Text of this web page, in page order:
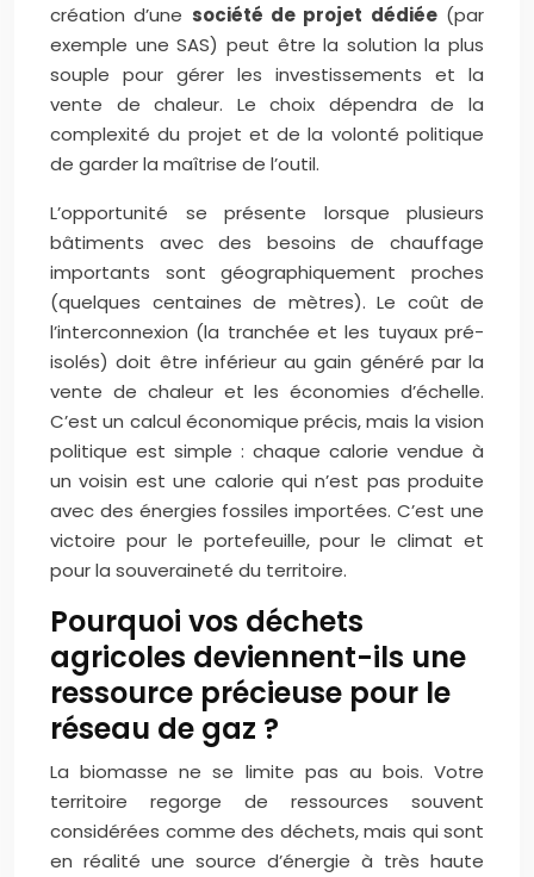
création d’une société de projet dédiée(par
exemple une SAS) peut être la solution la plus
souple pour gérer les investissements et la
vente de chaleur. Le choix dépendra de la
complexité du projet et de la volonté politique
de garder la maîtrise de l’outil.
L’opportunité se présente lorsque plusieurs
bâtiments avec des besoins de chauffage
importants sont géographiquement proches
(quelques centaines de mètres). Le coût de
l’interconnexion (la tranchée et les tuyaux pré-
isolés) doit être inférieur au gain généré par la
vente de chaleur et les économies d’échelle.
C’est un calcul économique précis, mais la vision
politique est simple : chaque calorie vendue à
un voisin est une calorie qui n’est pas produite
avec des énergies fossiles importées. C’est une
victoire pour le portefeuille, pour le climat et
pour la souveraineté du territoire.
Pourquoi vos déchets
agricoles deviennent-ils une
ressource précieuse pour le
réseau de gaz ?
La biomasse ne se limite pas au bois. Votre
territoire regorge de ressources souvent
considérées comme des déchets, mais qui sont
en réalité une source d’énergie à très haute